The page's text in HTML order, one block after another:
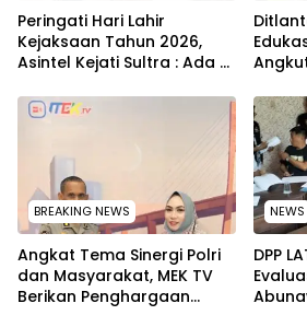
Peringati Hari Lahir
Kejaksaan Tahun 2026,
Asintel Kejati Sultra : Ada
sampai Adhyaksa Run
BREAKING NEWS
Angkat Tema Sinergi Polri
dan Masyarakat, MEK TV
Berikan Penghargaan
NEWS
‎DPP